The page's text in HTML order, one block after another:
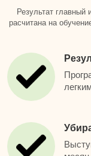
Результат главный
расчитана на